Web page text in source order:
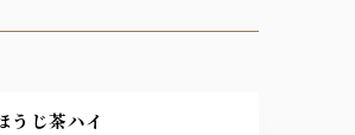
ほうじ茶ハイ